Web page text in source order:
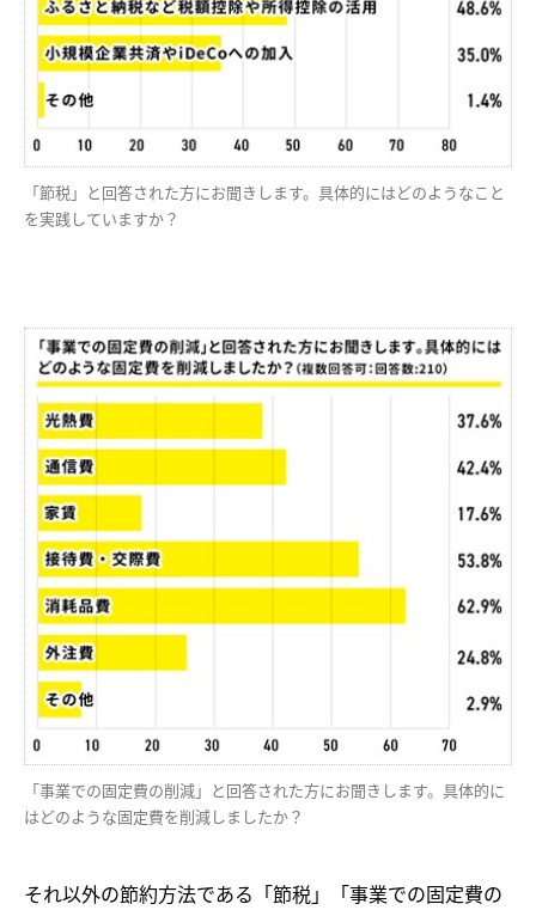
「節税」と回答された方にお聞きします。具体的にはどのようなこと
を実践していますか？
「事業での固定費の削減」と回答された方にお聞きします。具体的に
はどのような固定費を削減しましたか？
それ以外の節約方法である「節税」「事業での固定費の